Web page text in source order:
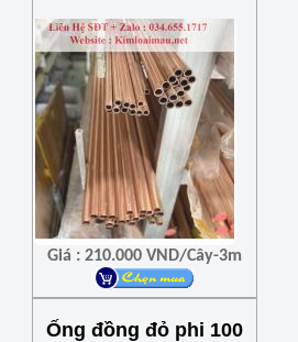
Giá : 210.000 VND/Cây-3m
Ống đồng đỏ phi 100